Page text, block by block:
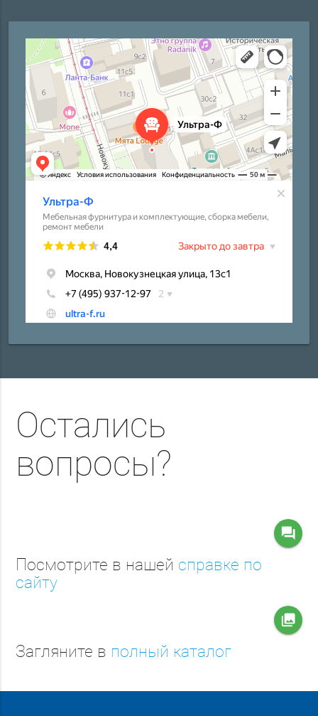
Остались
вопросы?
question_answer
Посмотрите в нашей справке по
сайту
collections
Загляните в полный каталог